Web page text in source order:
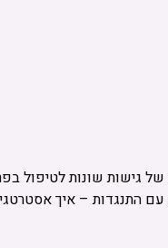
גישות שונות לטיפול
עם התנגדות – איך